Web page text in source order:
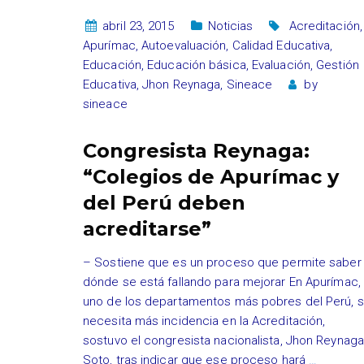
abril 23, 2015 Noticias Acreditación,
Apurímac,Autoevaluación, Calidad Educativa,
Educación, Educación básica, Evaluación, Gestión
Educativa,Jhon Reynaga, Sineace
by
sineace
Congresista Reynaga:
“Colegios de Apurímac y
del Perú deben
acreditarse”
– Sostiene que es un proceso que permite saber
dónde se está fallando para mejorar En Apurímac,
uno de los departamentos más pobres del Perú,
necesita más incidencia en la Acreditación,
sostuvo el congresista nacionalista, Jhon Reynaga
Soto, tras indicar que ese proceso hará …